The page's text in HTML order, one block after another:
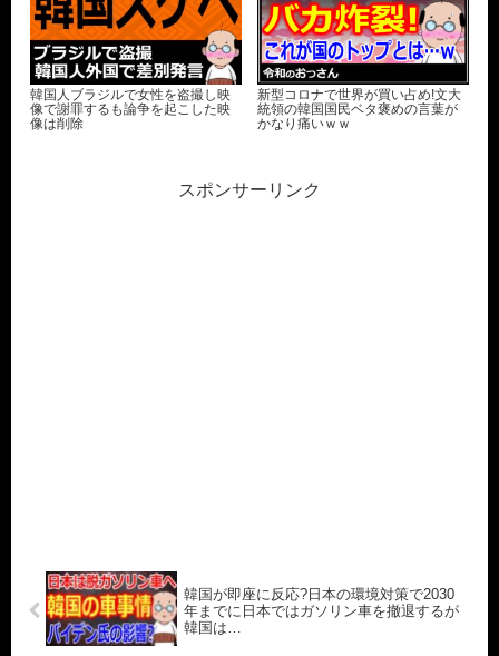
韓国人ブラジルで女性を盗撮し映
像で謝罪するも論争を起こした映
像は削除
新型コロナで世界が買い占め!文大
統領の韓国国民ベタ褒めの言葉が
かなり痛いｗｗ
スポンサーリンク
韓国が即座に反応?日本の環境対策で2030
年までに日本ではガソリン車を撤退するが
韓国は…